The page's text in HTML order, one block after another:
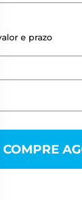
e prazo
COMPRE